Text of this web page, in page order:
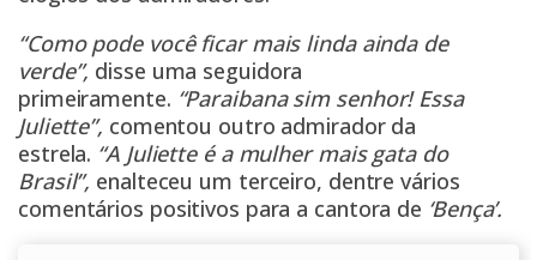
“Como pode você ficar mais linda ainda de
verde”, disse uma seguidora
primeiramente. “Paraibana sim senhor! Essa
Juliette”, comentou outro admirador da
estrela. “A Juliette é a mulher mais gata do
Brasil”, enalteceu um terceiro, dentre vários
comentários positivos para a cantora de ‘Bença’.